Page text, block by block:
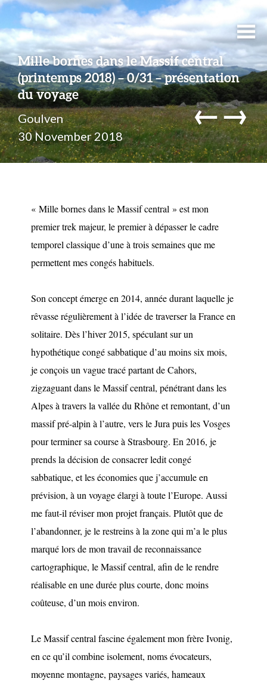
Mille bornes dans le Massif central
(printemps 2018) – 0/31 – présentation
du voyage
Goulven
30 November 2018
←→
« Mille bornes dans le Massif central » est mon
premier trek majeur, le premier à dépasser le cadre
temporel classique d’une à trois semaines que me
permettent mes congés habituels.
Son concept émerge en 2014, année durant laquelle je
rêvasse régulièrement à l’idée de traverser la France en
solitaire. Dès l’hiver 2015, spéculant sur un
hypothétique congé sabbatique d’au moins six mois,
je conçois un vague tracé partant de Cahors,
zigzaguant dans le Massif central, pénétrant dans les
Alpes à travers la vallée du Rhône et remontant, d’un
massif pré-alpin à l’autre, vers le Jura puis les Vosges
pour terminer sa course à Strasbourg. En 2016, je
prends la décision de consacrer ledit congé
sabbatique, et les économies que j’accumule en
prévision, à un voyage élargi à toute l’Europe. Aussi
me faut-il réviser mon projet français. Plutôt que de
l’abandonner, je le restreins à la zone qui m’a le plus
marqué lors de mon travail de reconnaissance
cartographique, le Massif central, afin de le rendre
réalisable en une durée plus courte, donc moins
coûteuse, d’un mois environ.
Le Massif central fascine également mon frère Ivonig,
en ce qu’il combine isolement, noms évocateurs,
moyenne montagne, paysages variés, hameaux